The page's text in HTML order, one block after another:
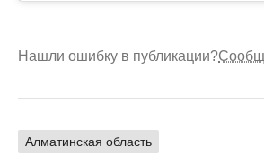
Нашли ошибку в публикации?
Алматинская область